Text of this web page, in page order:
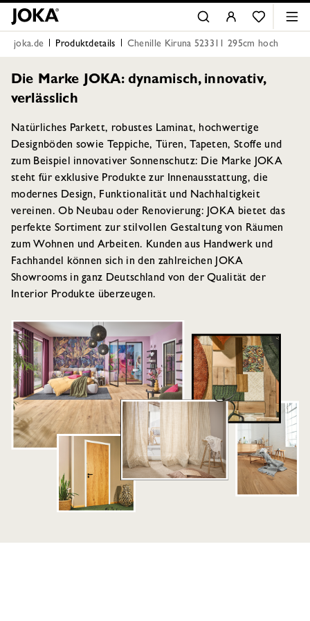
joka.de Produktdetails Chenille Kiruna 523311 295cm hoch
Die Marke JOKA: dynamisch, innovativ,
verlässlich
Natürliches Parkett, robustes Laminat, hochwertige
Designböden sowie Teppiche, Türen, Tapeten, Stoffe und
zum Beispiel innovativer Sonnenschutz: Die Marke JOKA
steht für exklusive Produkte zur Innenausstattung, die
modernes Design, Funktionalität und Nachhaltigkeit
vereinen. Ob Neubau oder Renovierung: JOKA bietet das
perfekte Sortiment zur stilvollen Gestaltung von Räumen
zum Wohnen und Arbeiten. Kunden aus Handwerk und
Fachhandel können sich in den zahlreichen JOKA
Showrooms in ganz Deutschland von der Qualität der
Interior Produkte überzeugen.